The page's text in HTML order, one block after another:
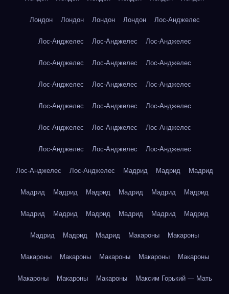
Лондон Лондон Лондон Лондон Лос-Анджелес
Лос-Анджелес Лос-Анджелес Лос-Анджелес
Лос-Анджелес Лос-Анджелес Лос-Анджелес
Лос-Анджелес Лос-Анджелес Лос-Анджелес
Лос-Анджелес Лос-Анджелес Лос-Анджелес
Лос-Анджелес Лос-Анджелес Лос-Анджелес
Лос-Анджелес Лос-Анджелес Лос-Анджелес
Лос-Анджелес Лос-Анджелес Мадрид Мадрид Мадрид
Мадрид Мадрид Мадрид Мадрид Мадрид Мадрид
Мадрид Мадрид Мадрид Мадрид Мадрид Мадрид
Мадрид Мадрид Мадрид Макароны Макароны
Макароны Макароны Макароны Макароны Макароны
Макароны Макароны Макароны Максим Горький — Мать